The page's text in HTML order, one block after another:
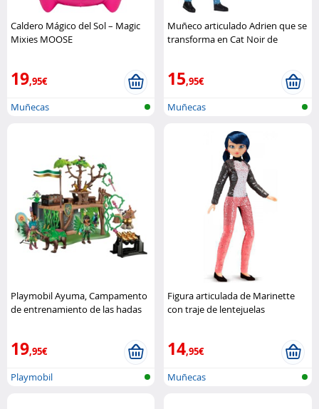
Caldero Mágico del Sol – Magic
Mixies MOOSE
19,95€
Muñecas
Muñeco articulado Adrien que se
transforma en Cat Noir de
15,95€
Muñecas
Playmobil Ayuma, Campamento
de entrenamiento de las hadas
19,95€
Playmobil
Figura articulada de Marinette
con traje de lentejuelas
14,95€
Muñecas